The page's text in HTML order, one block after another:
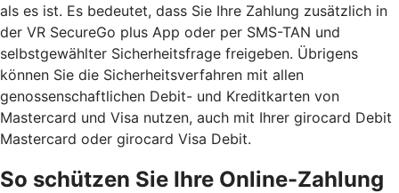
als es ist. Es bedeutet, dass Sie Ihre Zahlung zusätzlich in
der VR SecureGo plus App oder per SMS-TAN und
selbstgewählter Sicherheitsfrage freigeben. Übrigens
können Sie die Sicherheitsverfahren mit allen
genossenschaftlichen Debit- und Kreditkarten von
Mastercard und Visa nutzen, auch mit Ihrer girocard Debit
Mastercard oder girocard Visa Debit.
So schützen Sie Ihre Online-Zahlung